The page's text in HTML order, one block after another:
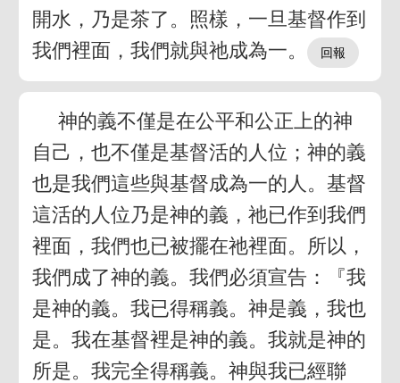
開水，乃是茶了。照樣，一旦基督作到
我們裡面，我們就與祂成為一。
神的義不僅是在公平和公正上的神
自己，也不僅是基督活的人位；神的義
也是我們這些與基督成為一的人。基督
這活的人位乃是神的義，祂已作到我們
裡面，我們也已被擺在祂裡面。所以，
我們成了神的義。我們必須宣告：『我
是神的義。我已得稱義。神是義，我也
是。我在基督裡是神的義。我就是神的
所是。我完全得稱義。神與我已經聯